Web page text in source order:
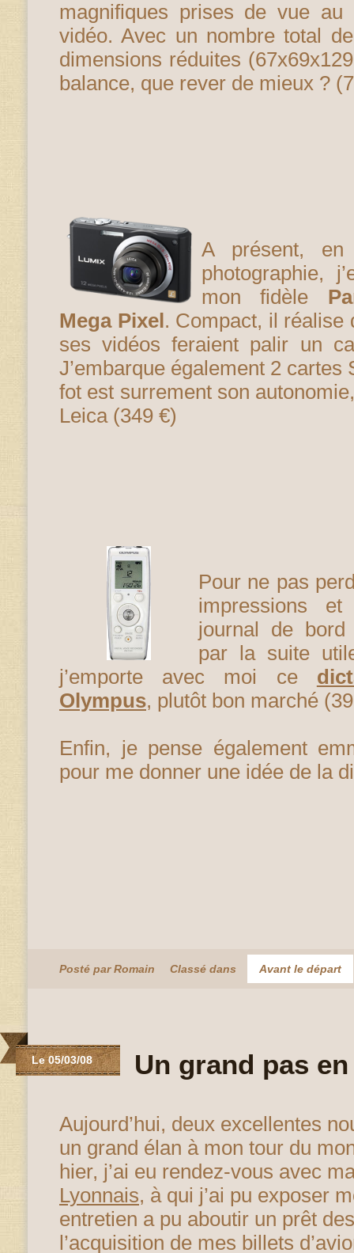
magnifiques prises de vue au
vidéo. Avec un nombre total
dimensions réduites
balance, que rever de mieux ?
A présent,
photographie,
mon fidèle
Mega Pixel . Compact, il réalise
ses vidéos feraient palir un
J’embarque également 2 cartes
fot est surrement son
Leica (349 €)
Pour ne pas
impressions
journal de
par la suite
j’emporte avec moi ce
Olympus, plutôt bon marché
Enfin, je pense également
pour me donner une idée de la
Posté par Romain Classé dans Avant le départ
Le 05/03/08 Un grand pas
Aujourd’hui, deux excellentes
un grand élan à mon tour du
hier, j’ai eu rendez-vous avec
Lyonnais, à qui j’ai pu exposer
entretien a pu aboutir un prêt
l’acquisition de mes billets